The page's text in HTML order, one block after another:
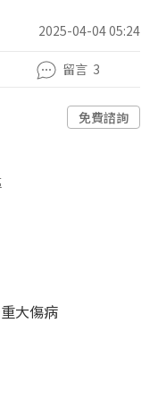
2025-04-04 05:24
留言 3
免費諮詢
大傷病